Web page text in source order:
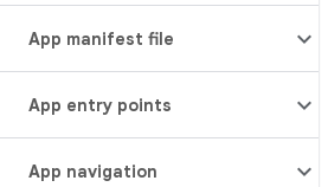
App manifest file
App entry points
App navigation